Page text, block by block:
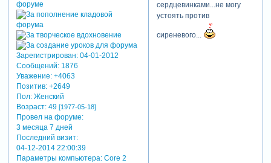
Зарегистрирован: 04-01-2012
Сообщений:1876
Уважение: +4063
Позитив: +2649
Пол:Женский
Возраст:49 [1977-05-18]
Провел на форуме:
3 месяца 7 дней
Последний визит:
04-12-2014 22:00:39
Параметры компьютера:Core 2
сердцевинками...не могу
устоять против
сиреневого...